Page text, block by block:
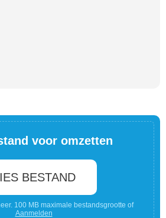
voor omzetten
BESTAND
100 MB maximale bestandsgrootte of
Aanmelden